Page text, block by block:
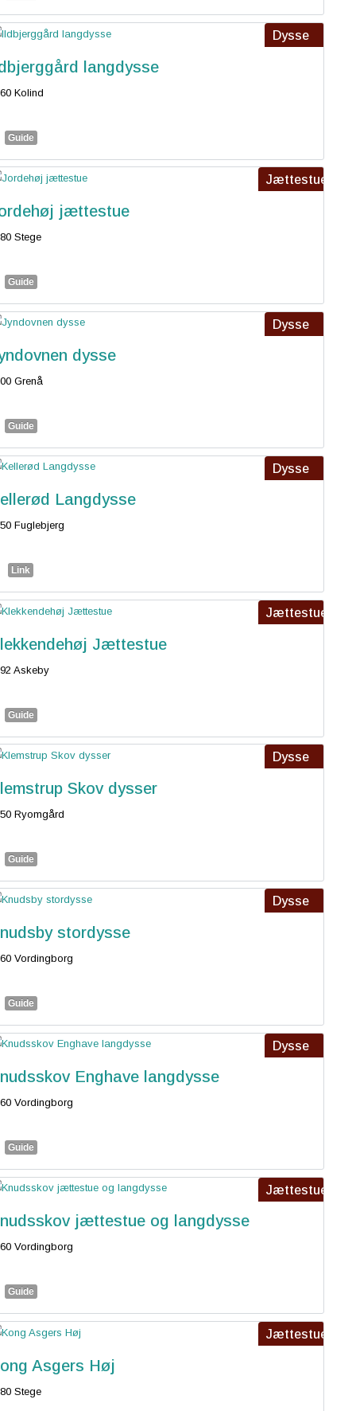
Dysse
langdysse
Kolind
Guide
Jættestue
jættestue
Stege
Guide
Dysse
dysse
Grenå
Guide
Dysse
Langdysse
Fuglebjerg
Link
Jættestue
Jættestue
Askeby
Guide
Dysse
Skov dysser
Ryomgård
Guide
Dysse
stordysse
Vordingborg
Guide
Dysse
Enghave langdysse
Vordingborg
Guide
Jættestue
jættestue og langdysse
Vordingborg
Guide
Jættestue
Asgers Høj
Stege